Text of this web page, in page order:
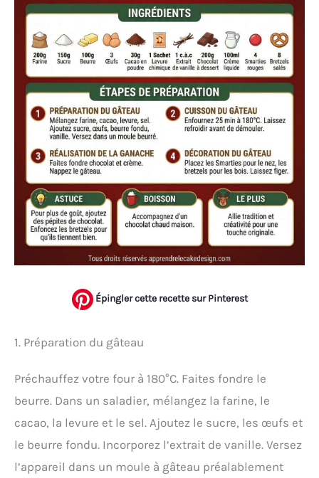
Épingler cette recette sur Pinterest
1. Préparation du gâteau
Préchauffez votre four à 180°C. Faites fondre le
beurre. Dans un saladier, mélangez la farine, le
cacao, la levure et le sel. Ajoutez le sucre, les œufs et
le beurre fondu. Incorporez l’extrait de vanille. Versez
l’appareil dans un moule à gâteau préalablement